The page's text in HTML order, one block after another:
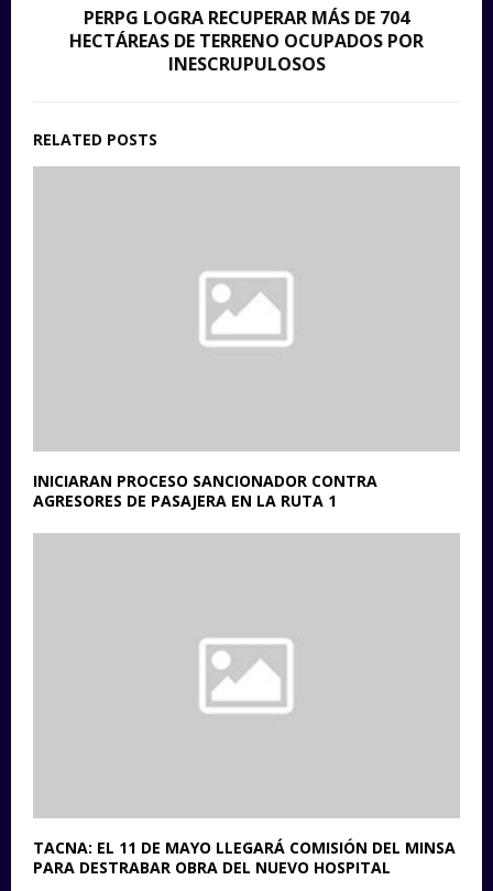
PERPG LOGRA RECUPERAR MÁS DE 704
HECTÁREAS DE TERRENO OCUPADOS POR
INESCRUPULOSOS
RELATED POSTS
INICIARAN PROCESO SANCIONADOR CONTRA
AGRESORES DE PASAJERA EN LA RUTA 1
TACNA: EL 11 DE MAYO LLEGARÁ COMISIÓN DEL MINSA
PARA DESTRABAR OBRA DEL NUEVO HOSPITAL